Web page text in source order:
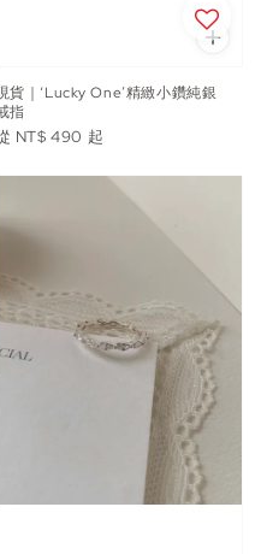
貨｜‘Lucky One’精緻小鑽純銀
指
NT$ 490 起